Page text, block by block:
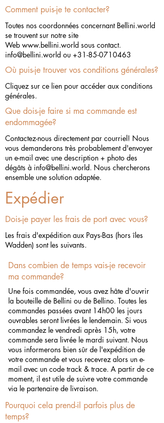
Comment puis-je te contacter?
Toutes nos coordonnées concernant Bellini.world
se trouvent sur notre site
Web www.bellini.world sous contact.
info@bellini.world ou +31-85-0710463
Où puis-je trouver vos conditions générales?
Cliquez sur ce lien pour accéder aux conditions
générales.
Que dois-je faire si ma commande est
endommagée?
Contactez-nous directement par courriel! Nous
vous demanderons très probablement d'envoyer
un e-mail avec une description + photo des
dégâts à info@bellini.world. Nous chercherons
ensemble une solution adaptée.
Expédier
Dois-je payer les frais de port avec vous?
Les frais d'expédition aux Pays-Bas (hors îles
Wadden) sont les suivants.
Dans combien de temps vais-je recevoir
ma commande?
Une fois commandée, vous avez hâte d'ouvrir
la bouteille de Bellini ou de Bellino. Toutes les
commandes passées avant 14h00 les jours
ouvrables seront livrées le lendemain. Si vous
commandez le vendredi après 15h, votre
commande sera livrée le mardi suivant. Nous
vous informerons bien sûr de l'expédition de
votre commande et vous recevrez alors un e-
mail avec un code track & trace. A partir de ce
moment, il est utile de suivre votre commande
via le partenaire de livraison.
Pourquoi cela prend-il parfois plus de
temps?